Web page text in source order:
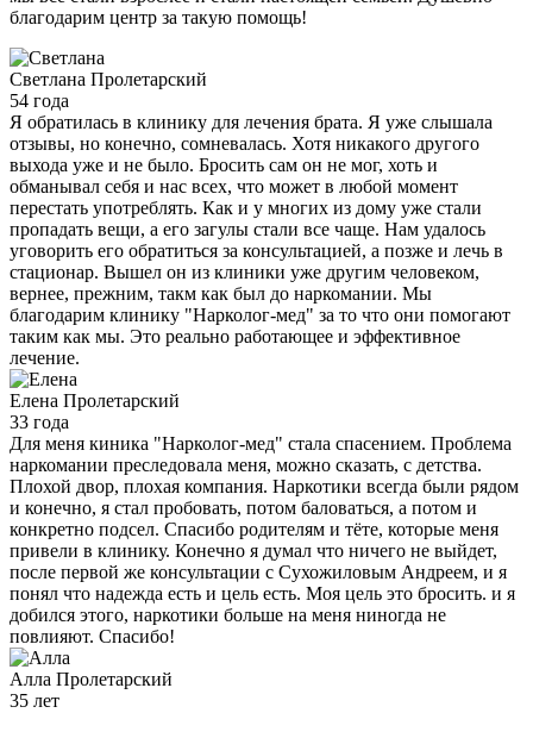
благодарим центр за такую помощь!
Светлана Пролетарский
54 года
Я обратилась в клинику для лечения брата. Я уже слышала
отзывы, но конечно, сомневалась. Хотя никакого другого
выхода уже и не было. Бросить сам он не мог, хоть и
обманывал себя и нас всех, что может в любой момент
перестать употреблять. Как и у многих из дому уже стали
пропадать вещи, а его загулы стали все чаще. Нам удалось
уговорить его обратиться за консультацией, а позже и лечь в
стационар. Вышел он из клиники уже другим человеком,
вернее, прежним, такм как был до наркомании. Мы
благодарим клинику "Нарколог-мед" за то что они помогают
таким как мы. Это реально работающее и эффективное
лечение.
Елена Пролетарский
33 года
Для меня киника "Нарколог-мед" стала спасением. Проблема
наркомании преследовала меня, можно сказать, с детства.
Плохой двор, плохая компания. Наркотики всегда были рядом
и конечно, я стал пробовать, потом баловаться, а потом и
конкретно подсел. Спасибо родителям и тёте, которые меня
привели в клинику. Конечно я думал что ничего не выйдет,
после первой же консультации с Сухожиловым Андреем, и я
понял что надежда есть и цель есть. Моя цель это бросить. и я
добился этого, наркотики больше на меня ниногда не
повлияют. Спасибо!
Алла Пролетарский
35 лет